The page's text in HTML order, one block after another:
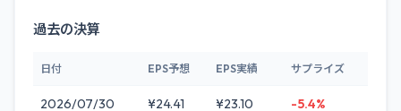
過去の決算
日付 EPS予想 EPS実績 サプライズ
2026/07/30 ¥24.41 ¥23.10 -5.4%